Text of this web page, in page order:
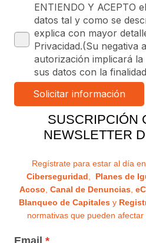
ENTIENDO Y ACEPTO
datos tal y como se
explica con mayor
Privacidad.(Su negativa
autorización implicará
sus datos con la
SUSCRIPCIÓN
NEWSLETTER
Regístrate para estar al día en
Ciberseguridad, Planes de
Acoso, Canal de Denuncias,
Blanqueo de Capitalesy
normativas que pueden